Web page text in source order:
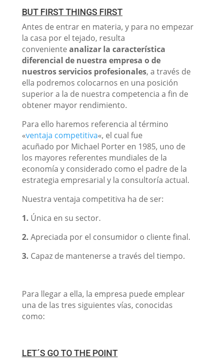
BUT FIRST THINGS FIRST
Antes de entrar en materia, y para no empezar
la casa por el tejado, resulta
conveniente analizar la característica
diferencial de nuestra empresa o de
nuestros servicios profesionales, a través de
ella podremos colocarnos en una posición
superior a la de nuestra competencia a fin de
obtener mayor rendimiento.
Para ello haremos referencia al término
«ventaja competitiva«, el cual fue
acuñado por Michael Porter en 1985, uno de
los mayores referentes mundiales de la
economía y considerado como el padre de la
estrategia empresarial y la consultoría actual.
Nuestra ventaja competitiva ha de ser:
1. Única en su sector.
2. Apreciada por el consumidor o cliente final.
3. Capaz de mantenerse a través del tiempo.
Para llegar a ella, la empresa puede emplear
una de las tres siguientes vías, conocidas
como:
LET´S GO TO THE POINT